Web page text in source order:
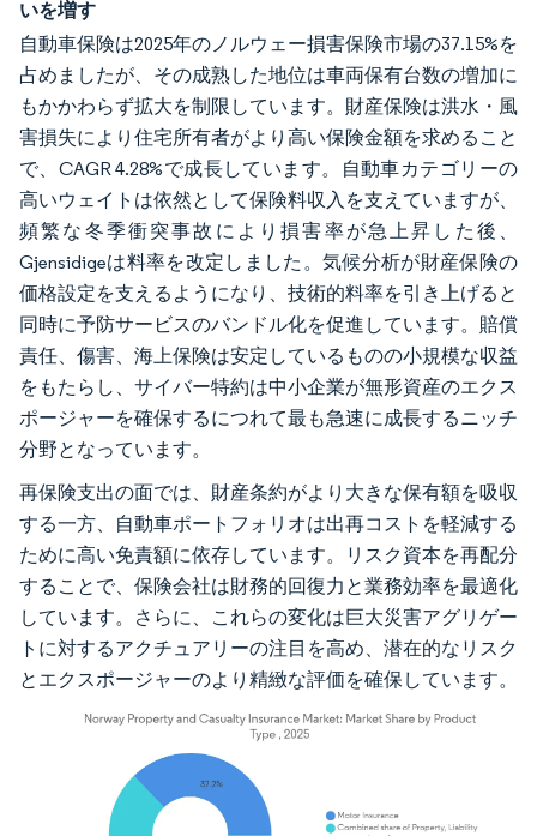
いを増す
自動車保険は2025年のノルウェー損害保険市場の37.15%を
占めましたが、その成熟した地位は車両保有台数の増加に
もかかわらず拡大を制限しています。財産保険は洪水・風
害損失により住宅所有者がより高い保険金額を求めること
で、CAGR 4.28%で成長しています。自動車カテゴリーの
高いウェイトは依然として保険料収入を支えていますが、
頻繁な冬季衝突事故により損害率が急上昇した後、
Gjensidigeは料率を改定しました。気候分析が財産保険の
価格設定を支えるようになり、技術的料率を引き上げると
同時に予防サービスのバンドル化を促進しています。賠償
責任、傷害、海上保険は安定しているものの小規模な収益
をもたらし、サイバー特約は中小企業が無形資産のエクス
ポージャーを確保するにつれて最も急速に成長するニッチ
分野となっています。
再保険支出の面では、財産条約がより大きな保有額を吸収
する一方、自動車ポートフォリオは出再コストを軽減する
ために高い免責額に依存しています。リスク資本を再配分
することで、保険会社は財務的回復力と業務効率を最適化
しています。さらに、これらの変化は巨大災害アグリゲー
トに対するアクチュアリーの注目を高め、潜在的なリスク
とエクスポージャーのより精緻な評価を確保しています。